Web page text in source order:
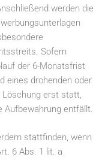
werden die
Sofern
der 6-Monatsfrist
eines drohenden oder
erst statt,
Aufbewahrung entfällt.
stattfinden, wenn
6 Abs. 1 lit. a